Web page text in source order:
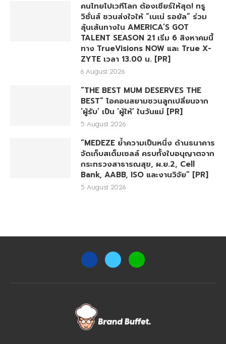
คนไทยไปเวทีโลก ต้องเชียร์ให้สุด! ทรู
วิชั่นส์ ชวนส่งใจให้ “เนเน่ รอยัล” ร่วม
ลุ้นเส้นทางใน AMERICA’S GOT
TALENT SEASON 21 เริ่ม 6 สิงหาคมนี้
ทาง TrueVisions NOW และ True X-
ZYTE เวลา 13.00 น. [PR]
6 August 2026
“THE BEST MUM DESERVES THE
BEST” ไอคอนสยามชวนลูกเปลี่ยนจาก
‘ผู้รับ’ เป็น ‘ผู้ให้’ ในวันแม่ [PR]
5 August 2026
“MEDEZE ย้ำความเป็นหนึ่ง ด้านธนาคาร
จัดเก็บสเต็มเซลล์ ครบทั้งใบอนุญาตจาก
กระทรวงสาธารณสุข, ผ.ย.2, Cell
Bank, AABB, ISO และงานวิจัย” [PR]
5 August 2026